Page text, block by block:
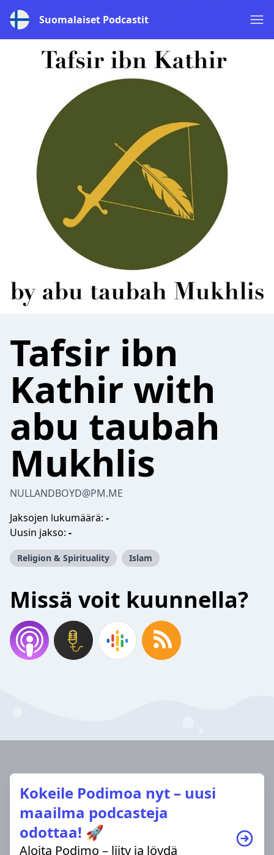
Suomalaiset Podcastit
Tafsir ibn
Kathir with
abu taubah
Mukhlis
NULLANDBOYD@PM.ME
Jaksojen lukumäärä: -
Uusin jakso: -
Religion & Spirituality Islam
Missä voit kuunnella?
Kokeile Podimoa nyt – uusi
maailma podcasteja
odottaa! 🚀
Aloita Podimo – liity ja löydä